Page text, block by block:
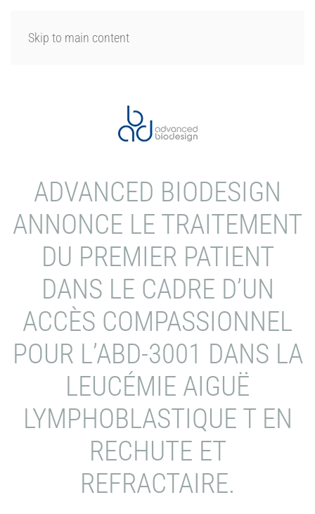
Skip to main content
ADVANCED BIODESIGN
ANNONCE LE TRAITEMENT
DU PREMIER PATIENT
DANS LE CADRE D’UN
ACCÈS COMPASSIONNEL
POUR L’ABD-3001 DANS LA
LEUCÉMIE AIGUË
LYMPHOBLASTIQUE T EN
RECHUTE ET
REFRACTAIRE.